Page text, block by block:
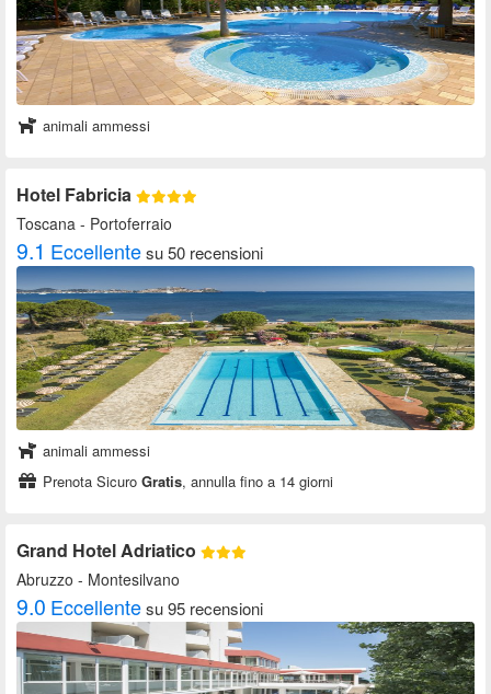
animali ammessi
Hotel Fabricia
Toscana - Portoferraio
9.1 Eccellentesu 50 recensioni
animali ammessi
Prenota Sicuro Gratis, annulla fino a 14 giorni
Grand Hotel Adriatico
Abruzzo - Montesilvano
9.0 Eccellentesu 95 recensioni